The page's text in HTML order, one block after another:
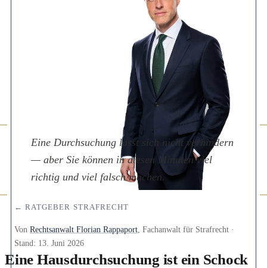
Eine Durchsuchung lässt sich nicht verhindern
— aber Sie können in diesen Minuten viel
richtig und viel falsch machen.
← RATGEBER STRAFRECHT
Von Rechtsanwalt Florian Rappaport , Fachanwalt für Strafrecht ·
Stand: 13. Juni 2026
Eine Hausdurchsuchung ist ein Schock